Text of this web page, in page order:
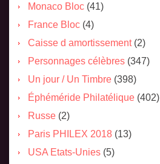
Monaco Bloc (41)
France Bloc (4)
Caisse d amortissement(2)
Personnages célèbres (347)
Un jour / Un Timbre (398)
Éphéméride Philatélique (402)
Russe (2)
Paris PHILEX 2018 (13)
USA Etats-Unies (5)